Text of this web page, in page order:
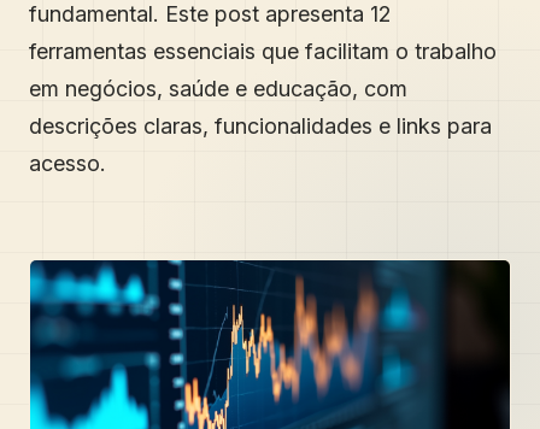
fundamental. Este post apresenta 12
ferramentas essenciais que facilitam o trabalho
em negócios, saúde e educação, com
descrições claras, funcionalidades e links para
acesso.